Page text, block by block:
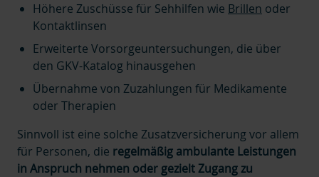
Höhere Zuschüsse für Sehhilfen wie Brillen oder
Kontaktlinsen
Erweiterte Vorsorgeuntersuchungen, die über
den GKV-Katalog hinausgehen
Übernahme von Zuzahlungen für Medikamente
oder Therapien
Sinnvoll ist eine solche Zusatzversicherung vor allem
für Personen, die regelmäßig ambulante Leistungen
in Anspruch nehmen oder gezielt Zugang zu